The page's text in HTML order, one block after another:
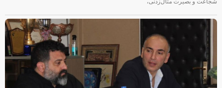
شجاعت و بصیرت مثال‌زدنی،